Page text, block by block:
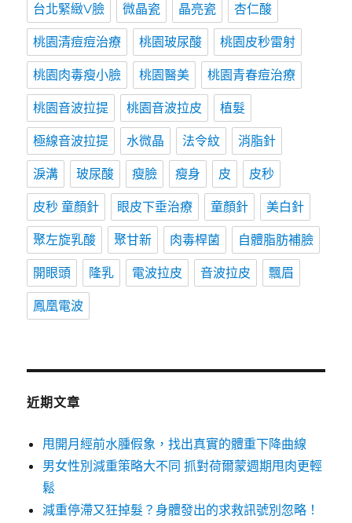
台北緊緻V臉 微晶瓷 晶亮瓷 杏仁酸
桃園清痘痘治療 桃園玻尿酸 桃園皮秒雷射
桃園肉毒瘦小臉 桃園醫美 桃園青春痘治療
桃園音波拉提 桃園音波拉皮 植髮
極線音波拉提 水微晶 法令紋 消脂針
淚溝 玻尿酸 瘦臉 瘦身 皮 皮秒
皮秒 童顏針 眼皮下垂治療 童顏針 美白針
聚左旋乳酸 聚甘新 肉毒桿菌 自體脂肪補臉
開眼頭 隆乳 電波拉皮 音波拉皮 飄眉
鳳凰電波
近期文章
甩開月經前水腫假象，找出真實的體重下降曲線
男女性別減重策略大不同 抓對荷爾蒙週期甩肉更輕
鬆
減重停滯又狂掉髮？身體發出的求救訊號別忽略！